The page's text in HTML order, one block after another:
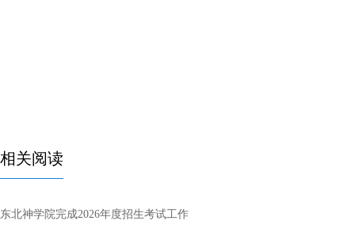
相关阅读
东北神学院完成2026年度招生考试工作